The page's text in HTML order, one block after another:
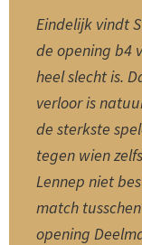
Eindelijk vindt
de opening b4
heel slecht is.
verloor is
de sterkste
tegen wien
Lennep niet
match
opening